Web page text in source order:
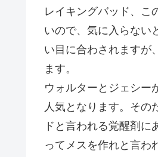
レイキングバッド、こ
いので、気に入らない
い目に合わされますが
ます。
ウォルターとジェシー
人気となります。その
ドと言われる覚醒剤
ってメスを作れと言わ